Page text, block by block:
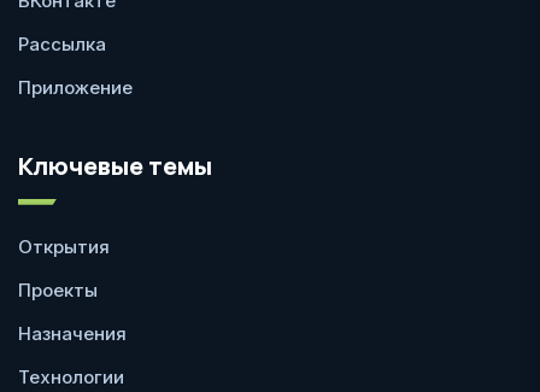
Рассылка
Приложение
Ключевые темы
Открытия
Проекты
Назначения
Технологии